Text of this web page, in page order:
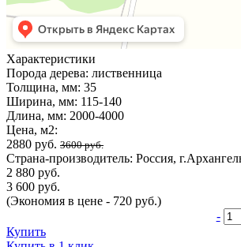
Характеристики
Порода дерева: лиственница
Толщина, мм: 35
Ширина, мм: 115-140
Длина, мм: 2000-4000
Цена, м2:
2880 руб. 3600 руб.
Страна-производитель: Россия,
2 880 руб.
3 600 руб.
(Экономия в цене - 720 руб.)
-
Купить